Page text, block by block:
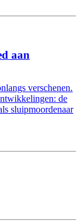
aan
verschenen.
de
sluipmoordenaar